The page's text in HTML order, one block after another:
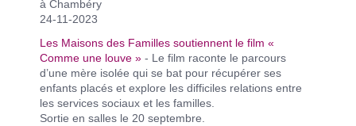
à Chambéry
24-11-2023
Les Maisons des Familles soutiennent le film «
Comme une louve » - Le film raconte le parcours
d’une mère isolée qui se bat pour récupérer ses
enfants placés et explore les difficiles relations entre
les services sociaux et les familles.
Sortie en salles le 20 septembre.